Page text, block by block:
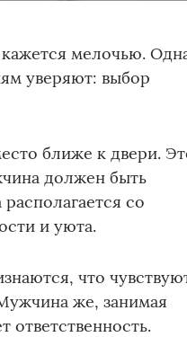
мелочью.
уверяют: выбор
ближе к двери.
должен быть
со
и уюта.
что
же, занимая